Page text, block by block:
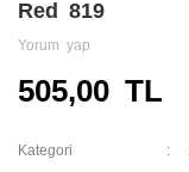
Red 819
Yorum yap
505,00 TL
Kategori